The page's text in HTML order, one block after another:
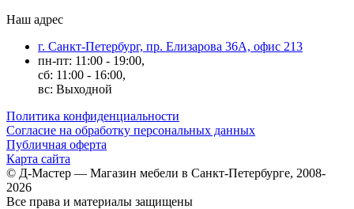
Наш адрес
г. Санкт-Петербург, пр. Елизарова 36А, офис 213
пн-пт: 11:00 - 19:00,
сб: 11:00 - 16:00,
вс: Выходной
Политика конфиденциальности
Согласие на обработку персональных данных
Публичная оферта
Карта сайта
© Д-Мастер — Магазин мебели в Санкт-Петербурге, 2008-
2026
Все права и материалы защищены